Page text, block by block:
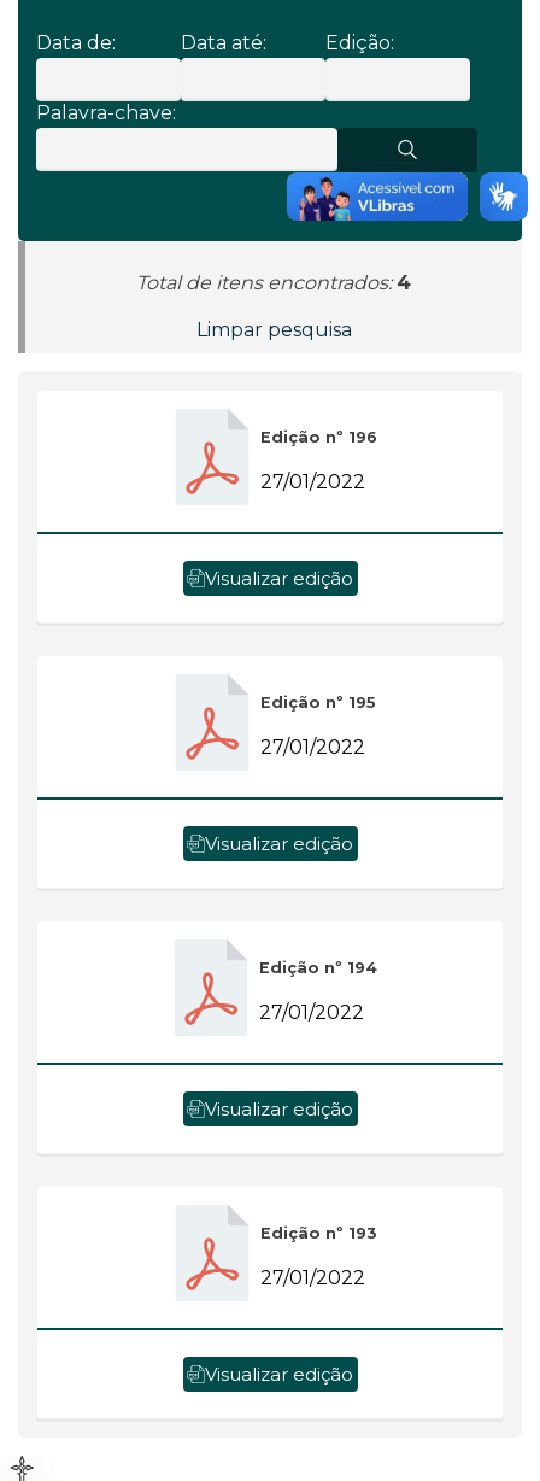
Data de: Data até: Edição:
Palavra-chave:
Total de itens encontrados: 4
Limpar pesquisa
Edição nº 196
27/01/2022
Visualizar edição
Edição nº 195
27/01/2022
Visualizar edição
Edição nº 194
27/01/2022
Visualizar edição
Edição nº 193
27/01/2022
Visualizar edição